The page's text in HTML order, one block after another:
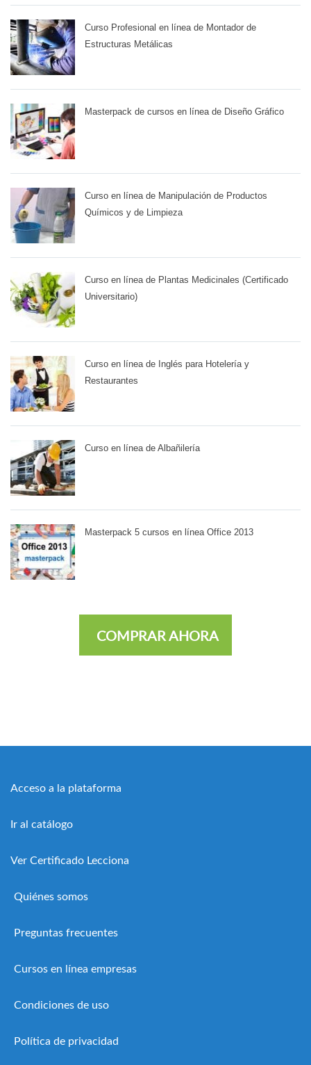
Curso Profesional en línea de Montador de
Estructuras Metálicas
Masterpack de cursos en línea de Diseño Gráfico
Curso en línea de Manipulación de Productos
Químicos y de Limpieza
Curso en línea de Plantas Medicinales (Certificado
Universitario)
Curso en línea de Inglés para Hotelería y
Restaurantes
Curso en línea de Albañilería
Masterpack 5 cursos en línea Office 2013
COMPRAR AHORA
Acceso a la plataforma
Ir al catálogo
Ver Certificado Lecciona
Quiénes somos
Preguntas frecuentes
Cursos en línea empresas
Condiciones de uso
Política de privacidad